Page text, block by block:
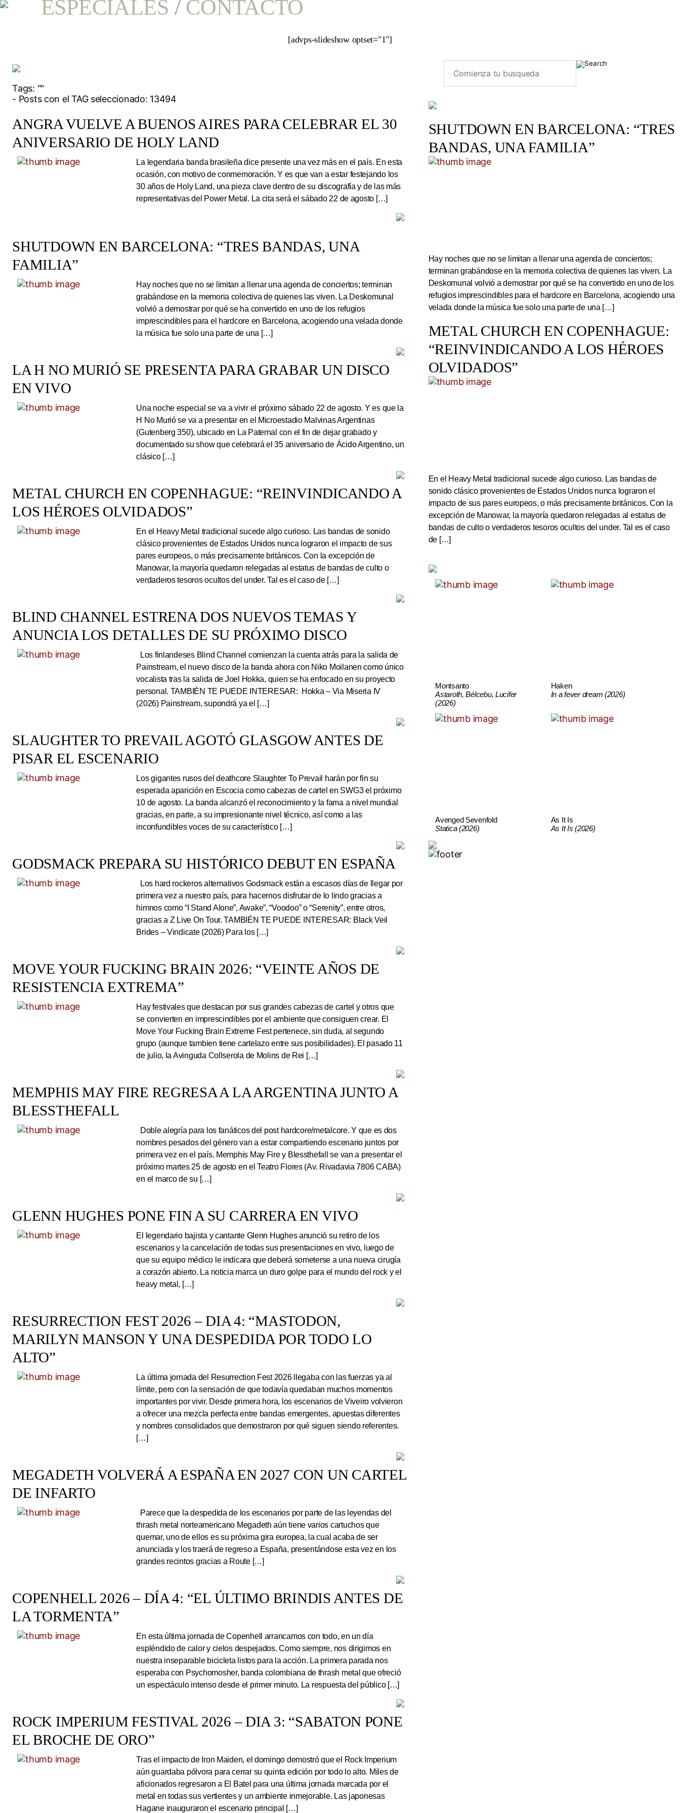
ESPECIALES / CONTACTO
[advps-slideshow optset="1"]
Tags: ""
- Posts con el TAG seleccionado: 13494
ANGRA VUELVE A BUENOS AIRES PARA CELEBRAR EL 30
ANIVERSARIO DE HOLY LAND
La legendaria banda brasileña dice presente una vez más en el país. En esta
ocasión, con motivo de conmemoración. Y es que van a estar festejando los
30 años de Holy Land, una pieza clave dentro de su discografía y de las más
representativas del Power Metal. La cita será el sábado 22 de agosto […]
SHUTDOWN EN BARCELONA: “TRES BANDAS, UNA
FAMILIA”
Hay noches que no se limitan a llenar una agenda de conciertos; terminan
grabándose en la memoria colectiva de quienes las viven. La Deskomunal
volvió a demostrar por qué se ha convertido en uno de los refugios
imprescindibles para el hardcore en Barcelona, acogiendo una velada donde
la música fue solo una parte de una […]
LA H NO MURIÓ SE PRESENTA PARA GRABAR UN DISCO
EN VIVO
Una noche especial se va a vivir el próximo sábado 22 de agosto. Y es que la
H No Murió se va a presentar en el Microestadio Malvinas Argentinas
(Gutenberg 350), ubicado en La Paternal con el fin de dejar grabado y
documentado su show que celebrará el 35 aniversario de Ácido Argentino, un
clásico […]
METAL CHURCH EN COPENHAGUE: “REINVINDICANDO A
LOS HÉROES OLVIDADOS”
En el Heavy Metal tradicional sucede algo curioso. Las bandas de sonido
clásico provenientes de Estados Unidos nunca lograron el impacto de sus
pares europeos, o más precisamente británicos. Con la excepción de
Manowar, la mayoría quedaron relegadas al estatus de bandas de culto o
verdaderos tesoros ocultos del under. Tal es el caso de […]
BLIND CHANNEL ESTRENA DOS NUEVOS TEMAS Y
ANUNCIA LOS DETALLES DE SU PRÓXIMO DISCO
Los finlandeses Blind Channel comienzan la cuenta atrás para la salida de
Painstream, el nuevo disco de la banda ahora con Niko Moilanen como único
vocalista tras la salida de Joel Hokka, quien se ha enfocado en su proyecto
personal. TAMBIÉN TE PUEDE INTERESAR: Hokka – Via Miseria IV
(2026) Painstream, supondrá ya el […]
SLAUGHTER TO PREVAIL AGOTÓ GLASGOW ANTES DE
PISAR EL ESCENARIO
Los gigantes rusos del deathcore Slaughter To Prevail harán por fin su
esperada aparición en Escocia como cabezas de cartel en SWG3 el próximo
10 de agosto. La banda alcanzó el reconocimiento y la fama a nivel mundial
gracias, en parte, a su impresionante nivel técnico, así como a las
inconfundibles voces de su característico […]
GODSMACK PREPARA SU HISTÓRICO DEBUT EN ESPAÑA
Los hard rockeros alternativos Godsmack están a escasos días de llegar por
primera vez a nuestro país, para hacernos disfrutar de lo lindo gracias a
himnos como “I Stand Alone”, Awake”, “Voodoo” o “Serenity”, entre otros,
gracias a Z Live On Tour. TAMBIÉN TE PUEDE INTERESAR: Black Veil
Brides – Vindicate (2026) Para los […]
MOVE YOUR FUCKING BRAIN 2026: “VEINTE AÑOS DE
RESISTENCIA EXTREMA”
Hay festivales que destacan por sus grandes cabezas de cartel y otros que
se convierten en imprescindibles por el ambiente que consiguen crear. El
Move Your Fucking Brain Extreme Fest pertenece, sin duda, al segundo
grupo (aunque tambien tiene cartelazo entre sus posibilidades). El pasado 11
de julio, la Avinguda Collserola de Molins de Rei […]
MEMPHIS MAY FIRE REGRESA A LA ARGENTINA JUNTO A
BLESSTHEFALL
Doble alegría para los fanáticos del post hardcore/metalcore. Y que es dos
nombres pesados del género van a estar compartiendo escenario juntos por
primera vez en el país. Memphis May Fire y Blessthefall se van a presentar el
próximo martes 25 de agosto en el Teatro Flores (Av. Rivadavia 7806 CABA)
en el marco de su […]
GLENN HUGHES PONE FIN A SU CARRERA EN VIVO
El legendario bajista y cantante Glenn Hughes anunció su retiro de los
escenarios y la cancelación de todas sus presentaciones en vivo, luego de
que su equipo médico le indicara que deberá someterse a una nueva cirugía
a corazón abierto. La noticia marca un duro golpe para el mundo del rock y el
heavy metal, […]
RESURRECTION FEST 2026 – DIA 4: “MASTODON,
MARILYN MANSON Y UNA DESPEDIDA POR TODO LO
ALTO”
La última jornada del Resurrection Fest 2026 llegaba con las fuerzas ya al
límite, pero con la sensación de que todavía quedaban muchos momentos
importantes por vivir. Desde primera hora, los escenarios de Viveiro volvieron
a ofrecer una mezcla perfecta entre bandas emergentes, apuestas diferentes
y nombres consolidados que demostraron por qué siguen siendo referentes.
[…]
MEGADETH VOLVERÁ A ESPAÑA EN 2027 CON UN CARTEL
DE INFARTO
Parece que la despedida de los escenarios por parte de las leyendas del
thrash metal norteamericano Megadeth aún tiene varios cartuchos que
quemar, uno de ellos es su próxima gira europea, la cual acaba de ser
anunciada y los traerá de regreso a España, presentándose esta vez en los
grandes recintos gracias a Route […]
COPENHELL 2026 – DÍA 4: “EL ÚLTIMO BRINDIS ANTES DE
LA TORMENTA”
En esta última jornada de Copenhell arrancamos con todo, en un día
espléndido de calor y cielos despejados. Como siempre, nos dirigimos en
nuestra inseparable bicicleta listos para la acción. La primera parada nos
esperaba con Psychomosher, banda colombiana de thrash metal que ofreció
un espectáculo intenso desde el primer minuto. La respuesta del público […]
ROCK IMPERIUM FESTIVAL 2026 – DIA 3: “SABATON PONE
EL BROCHE DE ORO”
Tras el impacto de Iron Maiden, el domingo demostró que el Rock Imperium
aún guardaba pólvora para cerrar su quinta edición por todo lo alto. Miles de
aficionados regresaron a El Batel para una última jornada marcada por el
metal en todas sus vertientes y un ambiente inmejorable. Las japonesas
Hagane inauguraron el escenario principal […]
SHUTDOWN EN BARCELONA: “TRES
BANDAS, UNA FAMILIA”
Hay noches que no se limitan a llenar una agenda de conciertos;
terminan grabándose en la memoria colectiva de quienes las viven. La
Deskomunal volvió a demostrar por qué se ha convertido en uno de los
refugios imprescindibles para el hardcore en Barcelona, acogiendo una
velada donde la música fue solo una parte de una […]
METAL CHURCH EN COPENHAGUE:
“REINVINDICANDO A LOS HÉROES
OLVIDADOS”
En el Heavy Metal tradicional sucede algo curioso. Las bandas de
sonido clásico provenientes de Estados Unidos nunca lograron el
impacto de sus pares europeos, o más precisamente británicos. Con la
excepción de Manowar, la mayoría quedaron relegadas al estatus de
bandas de culto o verdaderos tesoros ocultos del under. Tal es el caso
de […]
Montsanto
Astaroth, Bélcebu, Lucifer
(2026)
Haken
In a fever dream (2026)
Avenged Sevenfold
Statica (2026)
As It Is
As It Is (2026)